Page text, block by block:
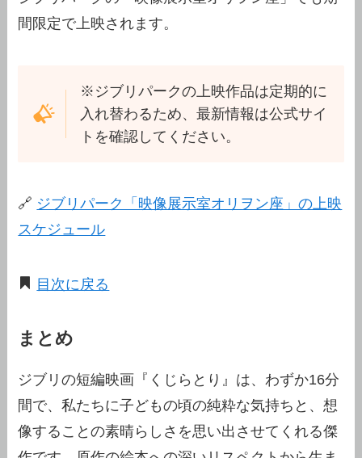
間限定で上映されます。
入れ替わるため、最新情報は公式サイ
トを確認してください。
スケジュール
間で、私たちに子どもの頃の純粋な気持ちと、想
像することの素晴らしさを思い出させてくれる傑
作です。原作の絵本への深いリスペクトから生ま